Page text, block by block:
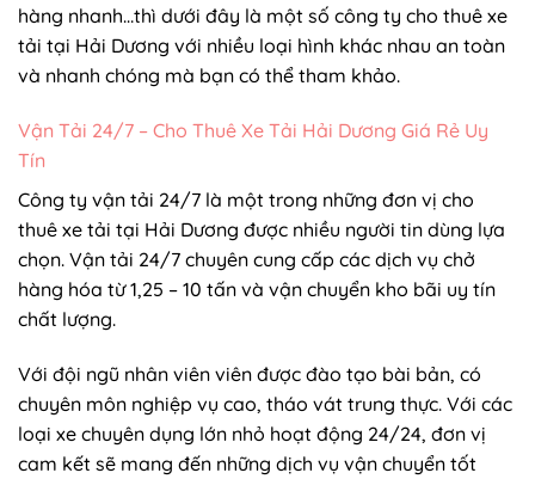
hàng nhanh…thì dưới đây là một số công ty cho thuê xe
tải tại Hải Dương với nhiều loại hình khác nhau an toàn
và nhanh chóng mà bạn có thể tham khảo.
Vận Tải 24/7 – Cho Thuê Xe Tải Hải Dương Giá Rẻ Uy
Tín
Công ty vận tải 24/7 là một trong những đơn vị cho
thuê xe tải tại Hải Dương được nhiều người tin dùng lựa
chọn. Vận tải 24/7 chuyên cung cấp các dịch vụ chở
hàng hóa từ 1,25 – 10 tấn và vận chuyển kho bãi uy tín
chất lượng.
Với đội ngũ nhân viên viên được đào tạo bài bản, có
chuyên môn nghiệp vụ cao, tháo vát trung thực. Với các
loại xe chuyên dụng lớn nhỏ hoạt động 24/24, đơn vị
cam kết sẽ mang đến những dịch vụ vận chuyển tốt